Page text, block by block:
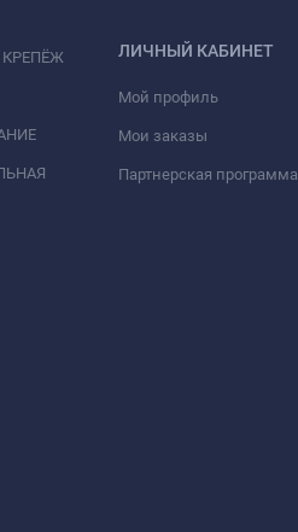
ЛИЧНЫЙ КАБИНЕТ
Мой профиль
Мои заказы
Партнерская программа